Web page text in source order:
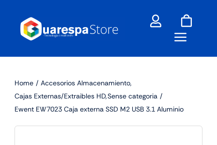
content
Home
Accesorios Almacenamiento
Cajas Externas/Extraibles HD Sense categoria
Ewent EW7023 Caja externa SSD M2 USB 3.1 Aluminio